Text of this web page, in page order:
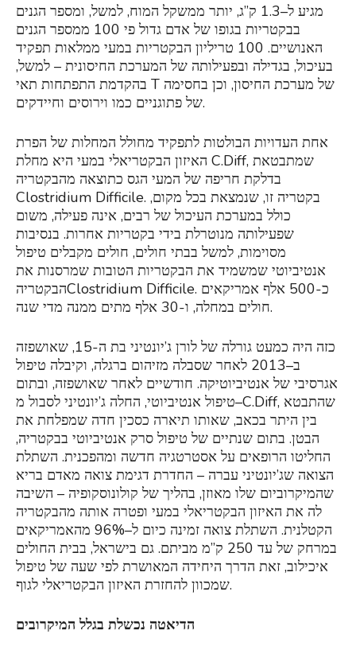
מגיע ל–1.3 ק”ג, יותר ממשקל המוח, למשל, ומספר הגנים
בבקטריות בגופו של אדם גדול פי 100 ממספר הגנים
האנושיים. 100 טריליון הבקטריות במעי ממלאות תפקיד
בעיכול, בגדילה ובפעילותה של המערכת החיסונית – למשל,
בהקדמת התפתחות תאי T של מערכת החיסון, וכן בחסימה
של פתוגניים כמו וירוסים וחיידקים.
אחת העדויות הבולטות לתפקיד מחולל המחלות של הפרת
האיזון הבקטריאלי במעי היא מחלת C.Diff, שמתבטאת
בדלקת חריפה של המעי הגס כתוצאה מהבקטריה
Clostridium Difficile. בקטריה זו, שנמצאת בכל מקום,
כולל במערכת העיכול של רבים, אינה פעילה, משום
שפעילותה מנוטרלת בידי בקטריות אחרות. בנסיבות
מסוימות, למשל בבתי חולים, חולים מקבלים טיפול
אנטיביוטי שמשמיד את הבקטריות הטובות שמרסנות את
הבקטריהClostridium Difficile. כ-500 אלף אמריקאים
חולים במחלה, ו-30 אלף מתים ממנה מדי שנה.
כזה היה כמעט גורלה של לורן ג’יונטיני בת ה-15, שאושפזה
ב–2013 לאחר שסבלה מזיהום ברגלה, וקיבלה טיפול
אגרסיבי של אנטיביוטיקה. חודשיים לאחר שאושפזה, ובתום
טיפול אנטיביוטי, החלה ג’יונטיני לסבול מ–C.Diff, שהתבטא
בין היתר בכאב, שאותו תיארה כסכין חדה שמפלחת את
הבטן. בתום שנתיים של טיפול סרק אנטיביוטי בבקטריה,
החליטו הרופאים על אסטרטגיה חדשה ומהפכנית. השתלת
הצואה שג’יונטיני עברה – החדרת דגימת צואה מאדם בריא
שהמיקרוביום שלו מאוזן, בהליך של קולונוסקופיה – השיבה
לה את האיזון הבקטריאלי במעי ופטרה אותה מהבקטריה
הקטלנית. השתלת צואה זמינה כיום ל–96% מהאמריקאים
במרחק של עד 250 ק”מ מביתם. גם בישראל, בבית החולים
איכילוב, זאת הדרך היחידה המאושרת לפי שעה של טיפול
שמכוון להחזרת האיזון הבקטריאלי לגוף.
הדיאטה נכשלת בגלל המיקרובים